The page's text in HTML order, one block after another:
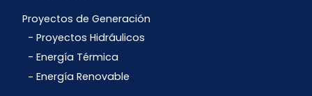
Proyectos de Generación
Proyectos Hidráulicos
Energía Térmica
Energía Renovable